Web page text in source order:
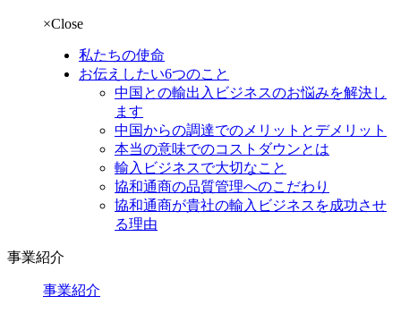
×Close
私たちの使命
お伝えしたい6つのこと
中国との輸出入ビジネスのお悩みを解決し
ます
中国からの調達でのメリットとデメリット
本当の意味でのコストダウンとは
輸入ビジネスで大切なこと
協和通商の品質管理へのこだわり
協和通商が貴社の輸入ビジネスを成功させ
る理由
事業紹介
事業紹介